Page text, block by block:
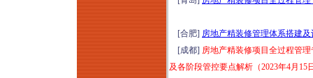
频+小红书+短剧+直
播）高效获客全链路
落地转化实战培训
（2026年8月8-9日郑
[合肥] 房地产精装修管理体系搭建
[成都] 房地产精装修项目全过程管
及各阶段管控要点解析（2023年4月15